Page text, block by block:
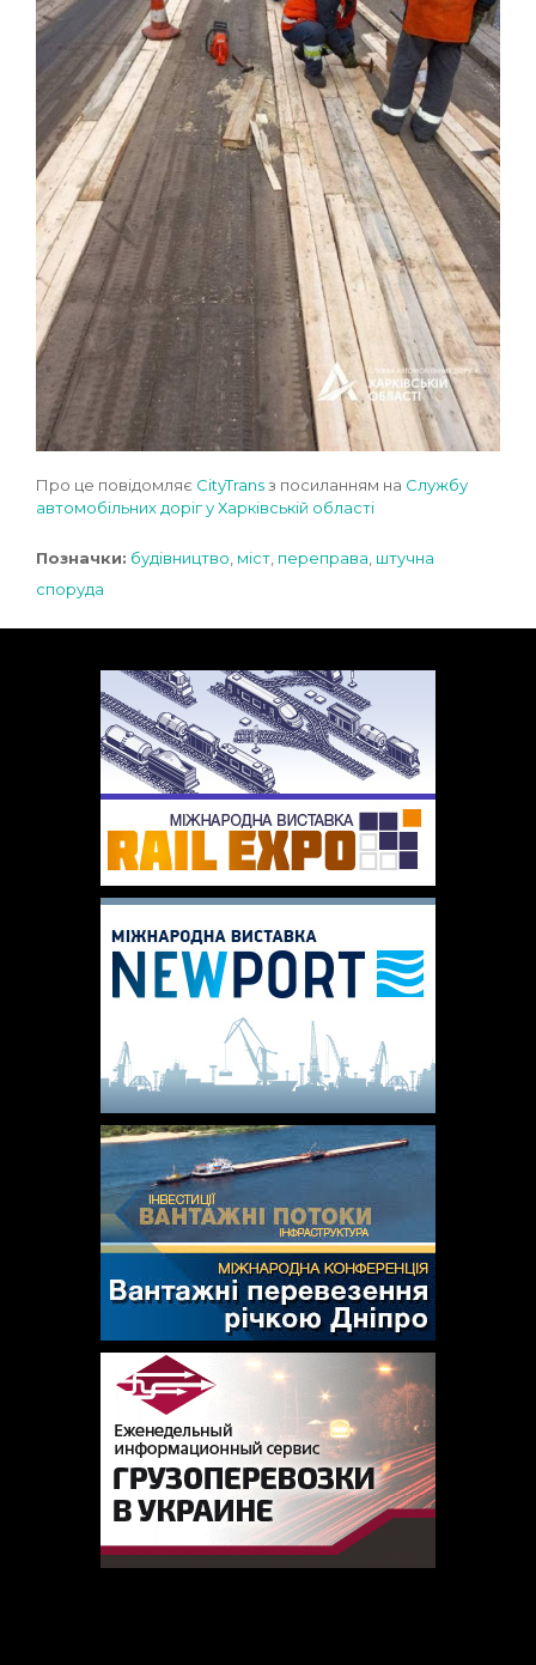
Про це повідомляє CityTransз посиланням на Службу
автомобільних доріг у Харківській області
Позначки: будівництво, міст, переправа, штучна
споруда